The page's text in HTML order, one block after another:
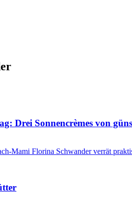
Drei Sonnencrèmes von